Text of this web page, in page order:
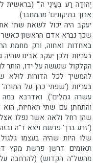
יְהוּדָה רַע בְּעֵינֵי ה'" (בראשית
ארוך בתיקונים' מהמחבר).
יעקב היה יכול לשׂאת שתי
שכך נברא אדם הראשון כאשר
באחדות ואחוה, ורק מחמת
בעריות. ולכן יעקב אבינו
הקלקול שנעשה על ידו, הותר
להמשיך לכל הדורות
בעריוֹת ('שפתי כהן על
עשרה גמלים'). ואדרבא
והתחתן עם שתי האחיות,
שהן רחל ולאה אשר נפלו
('זרע ברך' פרשת ויצא ד"ה
שלו היות שהיה בעצמו
תאומים דרשן פרשת מקץ
מהשל"ה הקדוש) (להרחבה על